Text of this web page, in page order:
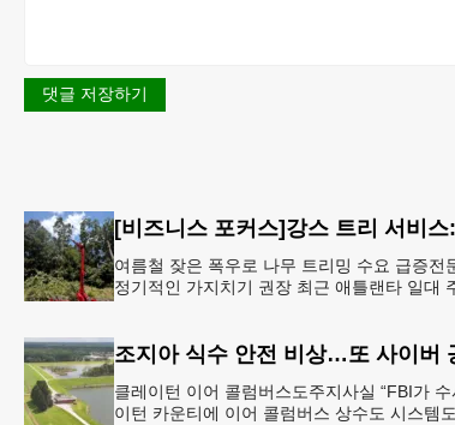
댓글 저장하기
여름철 잦은 폭우로 나무 트리밍 수요 급증전
정기적인 가지치기 권장 최근 애틀랜타 일대
조지아 식수 안전 비상…또 사이버
클레이턴 이어 콜럼버스도주지사실 “FBI가 수
이턴 카운티에 이어 콜럼버스 상수도 시스템